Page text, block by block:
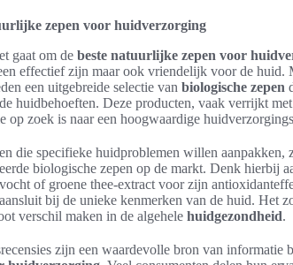
zepen voor huidverzorging
gaat om de beste natuurlijke zepen voor
effectief zijn maar ook vriendelijk voor de huid.
een uitgebreide selectie van biologische zepen
huidbehoeften. Deze producten, vaak verrijkt
op zoek is naar een hoogwaardige
die specifieke huidproblemen willen
biologische zepen op de markt. Denk hierbij
of groene thee-extract voor zijn
bij de unieke kenmerken van de huid. Het
verschil maken in de algehele huidgezondheid.
zijn een waardevolle bron van informatie